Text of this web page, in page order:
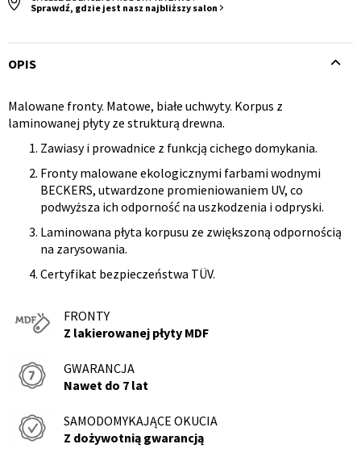
Sprawdź, gdzie jest nasz najbliższy salon
OPIS
Opis
produktu
Malowane fronty. Matowe, białe uchwyty. Korpus z
laminowanej płyty ze strukturą drewna.
Zawiasy i prowadnice z funkcją cichego domykania.
Fronty malowane ekologicznymi farbami wodnymi
BECKERS, utwardzone promieniowaniem UV, co
podwyższa ich odporność na uszkodzenia i odpryski.
Laminowana płyta korpusu ze zwiększoną odpornością
na zarysowania.
Certyfikat bezpieczeństwa TÜV.
FRONTY
Z lakierowanej płyty MDF
GWARANCJA
Nawet do 7 lat
NÓŻKI
8,2 cm
SAMODOMYKAJĄCE OKUCIA
Z dożywotnią gwarancją